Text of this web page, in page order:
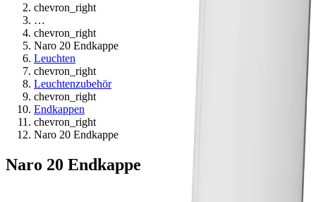
chevron_right
…
chevron_right
Naro 20 Endkappe
Leuchten
chevron_right
Leuchtenzubehör
chevron_right
Endkappen
chevron_right
Naro 20 Endkappe
Naro 20 Endkappe